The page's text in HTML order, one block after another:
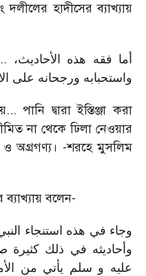
হাদীসের ব্যাখ্যায়
أما فقه هذه الأحاديث،
واستحبابه ورجحانه على
পানি দ্বারা ইস্তিঞ্জা করা
না থেকে ঢিলা নেওয়ার
ও অগ্রগণ্য। -শরহে মুসলিম
বলেন-
وجاء في هذه استنجاء
وأحاديثه في ذلك كثيرة
عليه و سلم يأتي من